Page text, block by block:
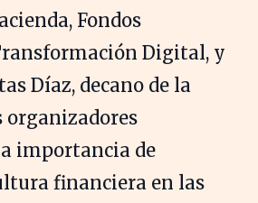
Fondos
Digital, y
Díaz, decano de la
organizadores
importancia de
financiera en las